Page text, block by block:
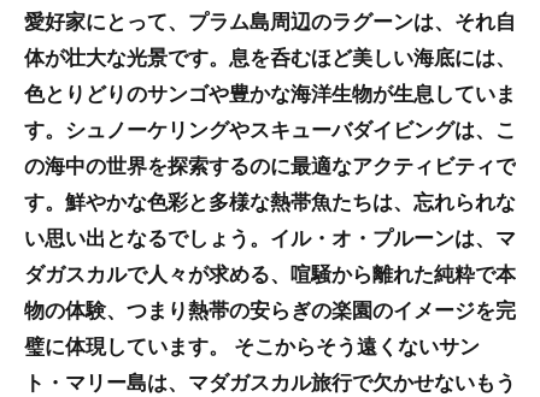
愛好家にとって、プラム島周辺のラグーンは、それ自
体が壮大な光景です。息を呑むほど美しい海底には、
色とりどりのサンゴや豊かな海洋生物が生息していま
す。シュノーケリングやスキューバダイビングは、こ
の海中の世界を探索するのに最適なアクティビティで
す。鮮やかな色彩と多様な熱帯魚たちは、忘れられな
い思い出となるでしょう。イル・オ・プルーンは、マ
ダガスカルで人々が求める、喧騒から離れた純粋で本
物の体験、つまり熱帯の安らぎの楽園のイメージを完
璧に体現しています。
そこからそう遠くないサン
ト・マリー島は、マダガスカル旅行で欠かせないもう